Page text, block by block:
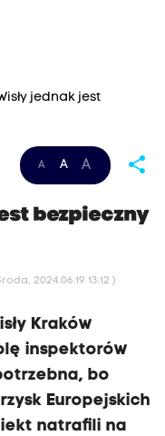
jednak jest
A A A share
bezpieczny
2024.06.19 13:12 )
Kraków
inspektorów
bo
Europejskich
natrafili na